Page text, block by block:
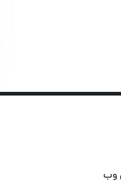
وب